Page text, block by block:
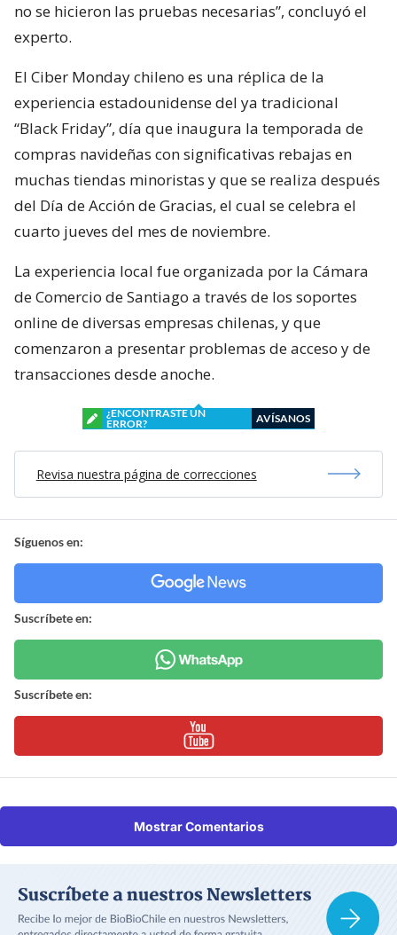
no se hicieron las pruebas necesarias”, concluyó el
experto.
El Ciber Monday chileno es una réplica de la
experiencia estadounidense del ya tradicional
“Black Friday”, día que inaugura la temporada de
compras navideñas con significativas rebajas en
muchas tiendas minoristas y que se realiza después
del Día de Acción de Gracias, el cual se celebra el
cuarto jueves del mes de noviembre.
La experiencia local fue organizada por la Cámara
de Comercio de Santiago a través de los soportes
online de diversas empresas chilenas, y que
comenzaron a presentar problemas de acceso y de
transacciones desde anoche.
¿ENCONTRASTE UN
ERROR?
AVÍSANOS
Revisa nuestra página de correcciones
Síguenos en:
Suscríbete en:
Suscríbete en:
Mostrar Comentarios